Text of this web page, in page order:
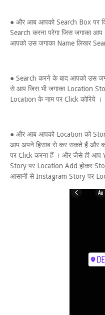
● और आब आपको Search Box पर
Search करना परेगा जिस जगाका
आपको उस जगाका Name लिखर
● Search करने के बाद आपको उस
से आप जिस भी जगाका Location
Location के नाम पर Click कोरिये ।
● और आब आपको Location को
आप अपने हिसाब से कर सकते हैं और
पर Click करना हैं । और जैसे ही आप
Story पर Location Add होकर
आसानी से Instagram Story पर